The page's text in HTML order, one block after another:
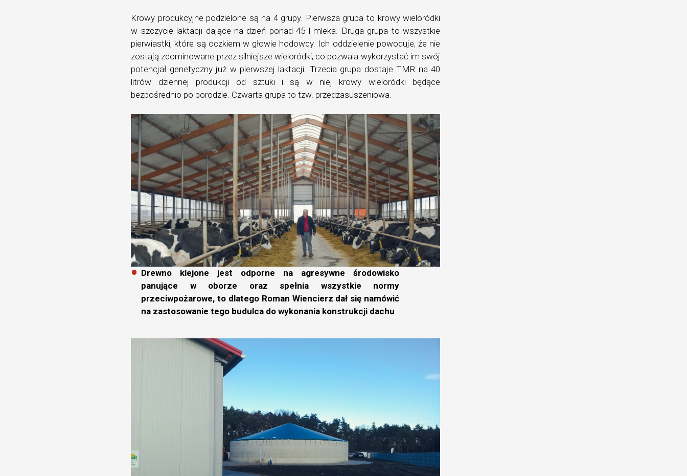
Krowy produkcyjne podzielone są na 4 grupy. Pierwsza grupa to krowy wieloródki
w szczycie laktacji dające na dzień ponad 45 l mleka. Druga grupa to wszystkie
pierwiastki, które są oczkiem w głowie hodowcy. Ich oddzielenie powoduje, że nie
zostają zdominowane przez silniejsze wieloródki, co pozwala wykorzystać im swój
potencjał genetyczny już w pierwszej laktacji. Trzecia grupa dostaje TMR na 40
litrów dziennej produkcji od sztuki i są w niej krowy wieloródki będące
bezpośrednio po porodzie. Czwarta grupa to tzw. przedzasuszeniowa.
Drewno klejone jest odporne na agresywne środowisko
panujące w oborze oraz spełnia wszystkie normy
przeciwpożarowe, to dlatego Roman Wiencierz dał się namówić
na zastosowanie tego budulca do wykonania konstrukcji dachu